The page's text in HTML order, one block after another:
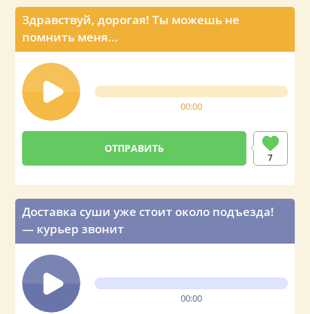
Здравствуй, дорогая! Ты можешь не
помнить меня...
00:00
ОТПРАВИТЬ
7
Доставка суши уже стоит около подъезда!
— курьер звонит
00:00